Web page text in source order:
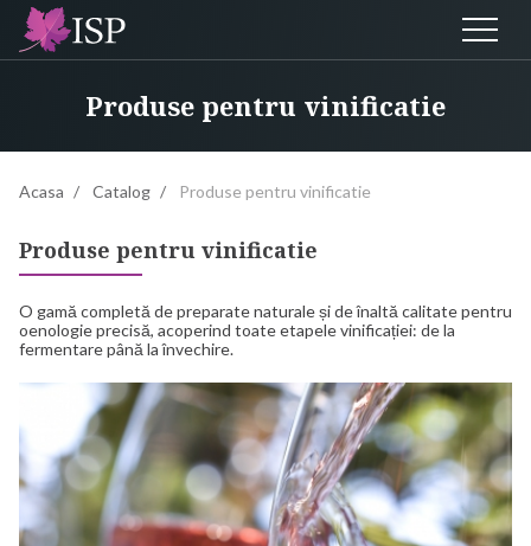
Produse pentru vinificatie
Acasa Catalog Produse pentru vinificatie
Produse pentru vinificatie
O gamă completă de preparate naturale și de înaltă calitate pentru
oenologie precisă, acoperind toate etapele vinificației: de la
fermentare până la învechire.